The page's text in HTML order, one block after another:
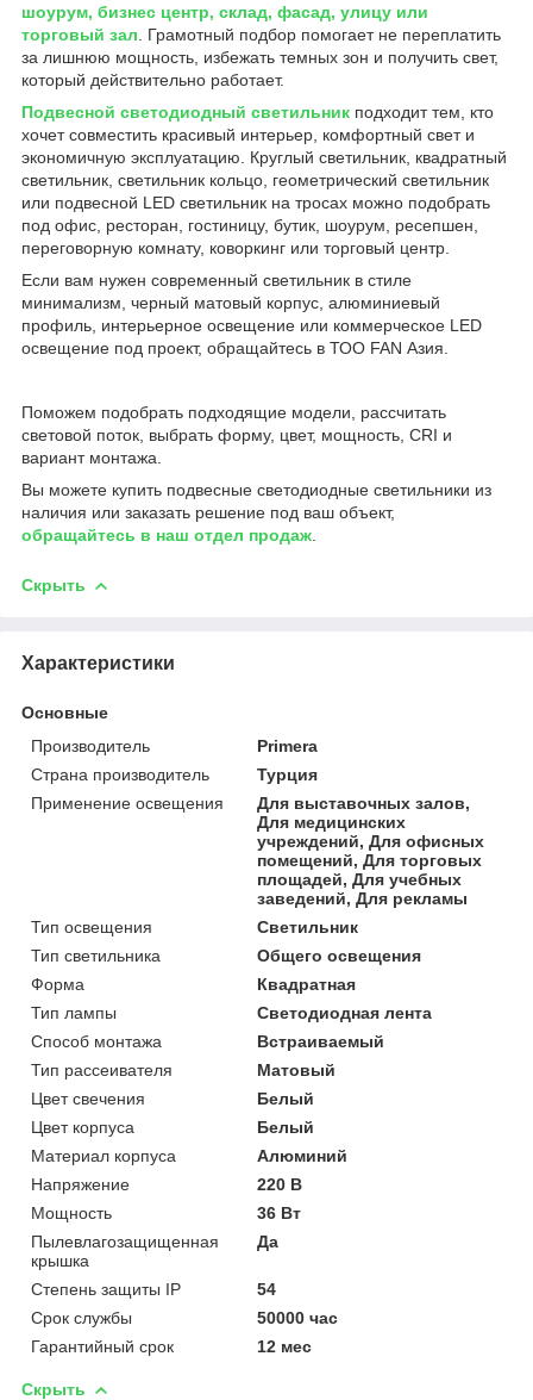
шоурум, бизнес центр, склад, фасад, улицу или
торговый зал . Грамотный подбор помогает не переплатить
за лишнюю мощность, избежать темных зон и получить свет,
который действительно работает.
Подвесной светодиодный светильник подходит тем, кто
хочет совместить красивый интерьер, комфортный свет и
экономичную эксплуатацию. Круглый светильник, квадратный
светильник, светильник кольцо, геометрический светильник
или подвесной LED светильник на тросах можно подобрать
под офис, ресторан, гостиницу, бутик, шоурум, ресепшен,
переговорную комнату, коворкинг или торговый центр.
Если вам нужен современный светильник в стиле
минимализм, черный матовый корпус, алюминиевый
профиль, интерьерное освещение или коммерческое LED
освещение под проект, обращайтесь в ТОО FAN Азия.
Поможем подобрать подходящие модели, рассчитать
световой поток, выбрать форму, цвет, мощность, CRI и
вариант монтажа.
Вы можете купить подвесные светодиодные светильники из
наличия или заказать решение под ваш объект,
обращайтесь в наш отдел продаж
Скрыть
Характеристики
Основные
Производитель
Primera
Страна производитель
Турция
Применение освещения
Для выставочных залов,
Для медицинских
учреждений, Для офисных
помещений, Для торговых
площадей, Для учебных
заведений, Для рекламы
Тип освещения
Светильник
Тип светильника
Общего освещения
Форма
Квадратная
Тип лампы
Светодиодная лента
Способ монтажа
Встраиваемый
Тип рассеивателя
Матовый
Цвет свечения
Белый
Цвет корпуса
Белый
Материал корпуса
Алюминий
Напряжение
220 В
Мощность
36 Вт
Пылевлагозащищенная
крышка
Да
Степень защиты IP
54
Срок службы
50000 час
Гарантийный срок
12 мес
Скрыть